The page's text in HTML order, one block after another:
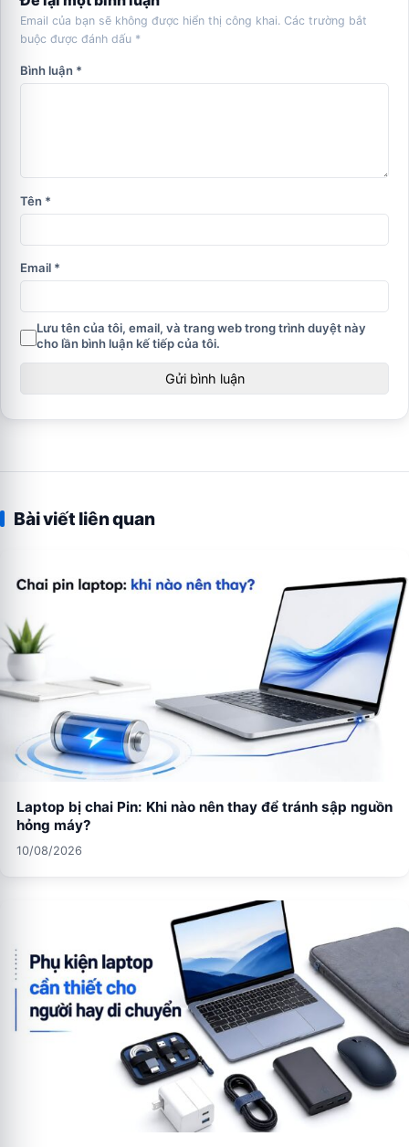
Email của bạn sẽ không được hiển thị công khai. Các trường bắt
buộc được đánh dấu *
Bình luận *
Tên *
Email *
Lưu tên của tôi, email, và trang web trong trình duyệt này
cho lần bình luận kế tiếp của tôi.
Bài viết liên quan
Laptop bị chai Pin: Khi nào nên thay để tránh sập nguồn
hỏng máy?
10/08/2026